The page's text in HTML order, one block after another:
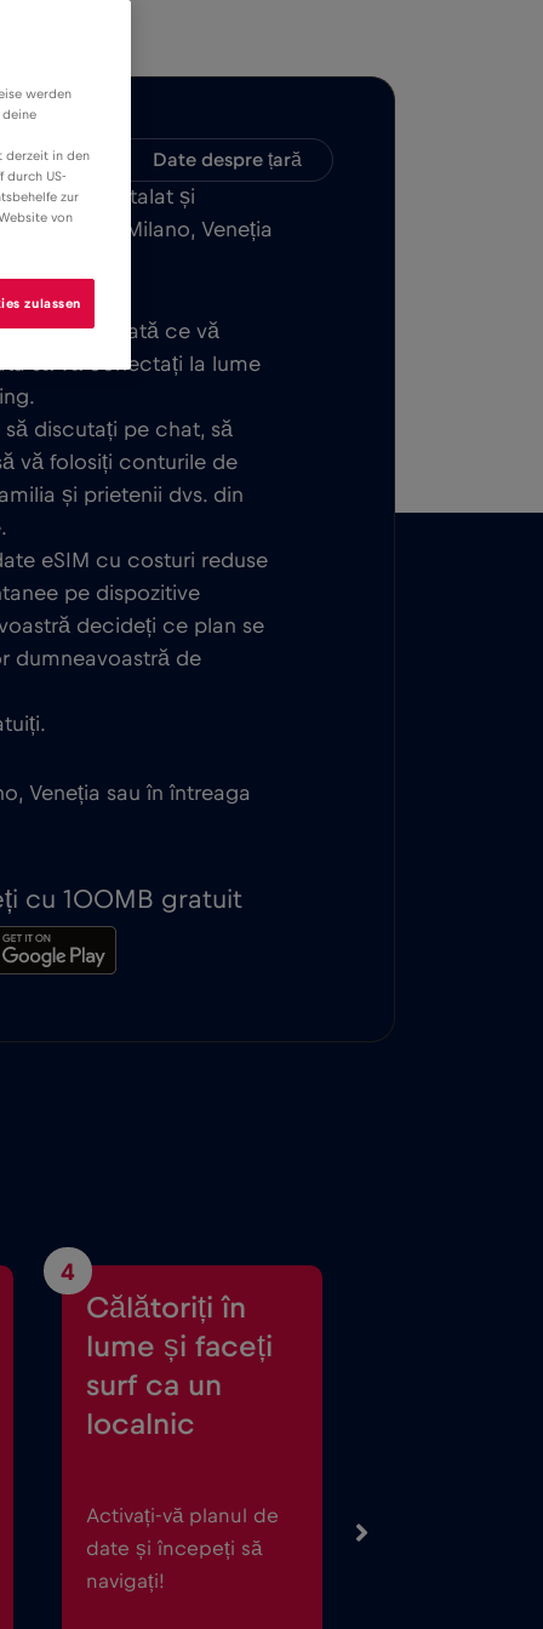
Date despre țară
ușor de instalat și
în Roma, Milano, Veneția
bază. Odată ce vă
să vă conectați la lume
discutați pe chat, să
vă folosiți conturile de
și prietenii dvs. din
eSIM cu costuri reduse
pe dispozitive
decideți ce plan se
dumneavoastră de
Veneția sau în întreaga
cu 100MB gratuit
4
Călătoriți în
lume și faceți
surf ca un
localnic
Activați-vă planul de
date și începeți să
navigați!
werden
deine
derzeit in den
durch US-
zur
von
zulassen